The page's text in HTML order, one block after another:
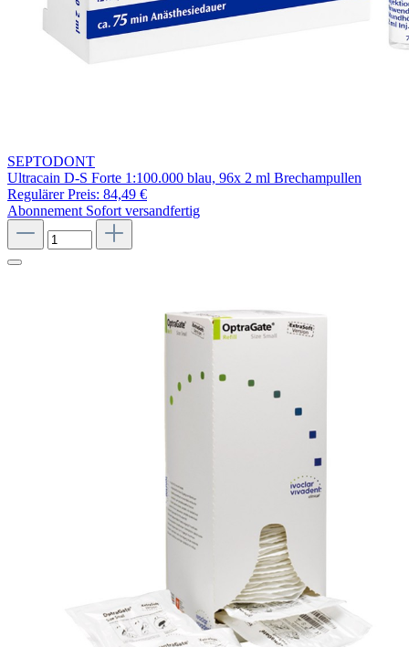
SEPTODONT
Ultracain D-S Forte 1:100.000 blau, 96x 2 ml Brechampullen
Regulärer Preis: 84,49 €
Abonnement Sofort versandfertig